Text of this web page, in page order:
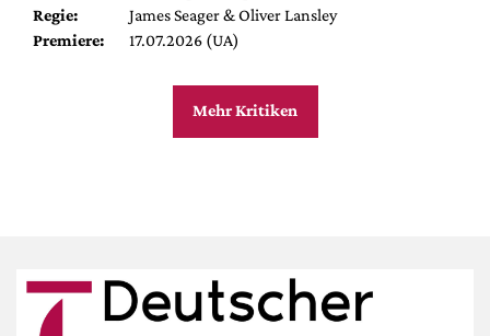
Regie:
James Seager & Oliver Lansley
Premiere:
17.07.2026 (UA)
Mehr Kritiken